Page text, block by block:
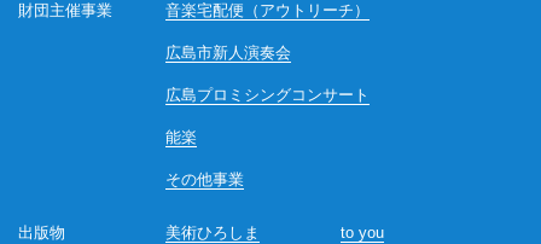
財団主催事業 音楽宅配便（アウトリーチ）
広島市新人演奏会
広島プロミシングコンサート
能楽
その他事業
出版物 美術ひろしま to you